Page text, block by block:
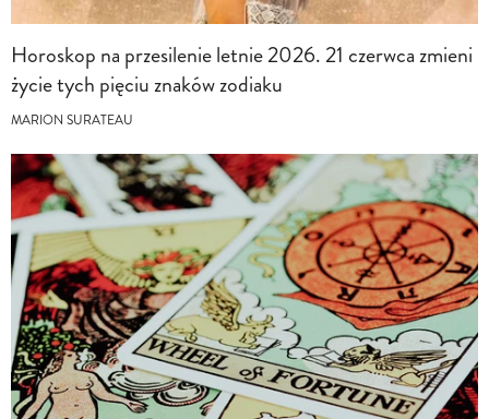
Horoskop na przesilenie letnie 2026. 21 czerwca zmieni
życie tych pięciu znaków zodiaku
MARION SURATEAU